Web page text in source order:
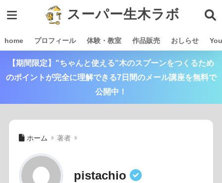
スーパー生木ラボ
home プロフィール 体験・教室 作品販売 おしらせ
【期間限定】"ちゃんと使える"木のスプーンをつくるため
のポイントが完全に理解できる7日間のメール講座を無料で
公開中！
ホーム 著者
pistachio